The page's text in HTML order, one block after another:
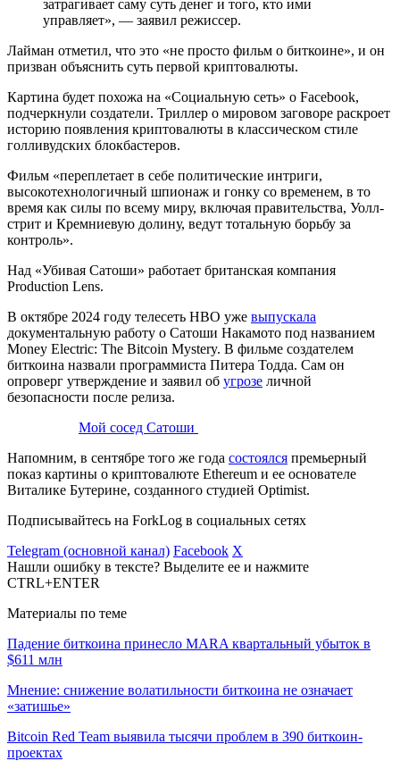
затрагивает саму суть денег и того, кто ими
управляет», — заявил режиссер.
Лайман отметил, что это «не просто фильм о биткоине», и он
призван объяснить суть первой криптовалюты.
Картина будет похожа на «Социальную сеть» о Facebook,
подчеркнули создатели. Триллер о мировом заговоре раскроет
историю появления криптовалюты в классическом стиле
голливудских блокбастеров.
Фильм «переплетает в себе политические интриги,
высокотехнологичный шпионаж и гонку со временем, в то
время как силы по всему миру, включая правительства, Уолл-
стрит и Кремниевую долину, ведут тотальную борьбу за
контроль».
Над «Убивая Сатоши» работает британская компания
Production Lens.
В октябре 2024 году телесеть HBO уже выпускала
документальную работу о Сатоши Накамото под названием
Money Electric: The Bitcoin Mystery. В фильме создателем
биткоина назвали программиста Питера Тодда. Сам он
опроверг утверждение и заявил об угрозе личной
безопасности после релиза.
Мой сосед Сатоши
Напомним, в сентябре того же года состоялся премьерный
показ картины о криптовалюте Ethereum и ее основателе
Виталике Бутерине, созданного студией Optimist.
Подписывайтесь на ForkLog в социальных сетях
Telegram (основной канал) Facebook X
Нашли ошибку в тексте? Выделите ее и нажмите
CTRL+ENTER
Материалы по теме
Падение биткоина принесло MARA квартальный убыток в
$611 млн
Мнение: снижение волатильности биткоина не означает
«затишье»
Bitcoin Red Team выявила тысячи проблем в 390 биткоин-
проектах